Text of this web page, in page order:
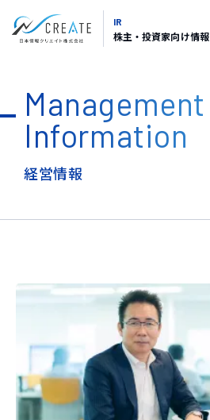
IR
株主・投資家向け情報
Management
Information
経営情報